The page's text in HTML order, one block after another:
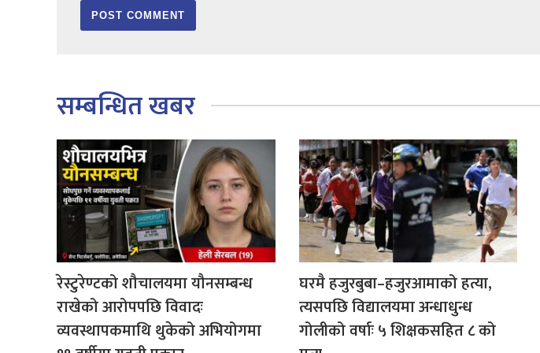
सम्बन्धित खबर
रेस्टुरेण्टको शौचालयमा यौनसम्बन्ध
राखेको आरोपपछि विवादः
व्यवस्थापकमाथि थुकेको अभियोगमा
घरमै हजुरबुबा–हजुरआमाको हत्या,
त्यसपछि विद्यालयमा अन्धाधुन्ध
गोलीको वर्षाः ५ शिक्षकसहित ८ को